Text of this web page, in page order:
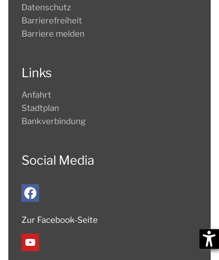
Datenschutz
Barrierefreiheit
Barriere melden
Links
Anfahrt
Stadtplan
Bankverbindung
Social Media
Zur Facebook-Seite